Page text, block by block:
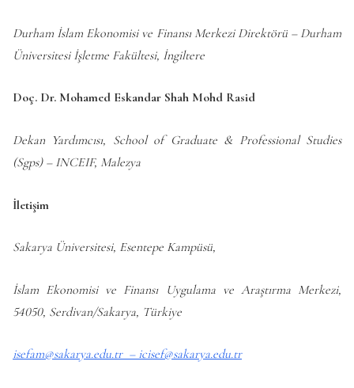
Durham İslam Ekonomisi ve Finansı Merkezi Direktörü – Durham
Üniversitesi İşletme Fakültesi, İngiltere
Doç. Dr. Mohamed Eskandar Shah Mohd Rasid
Dekan Yardımcısı, School of Graduate & Professional Studies
(Sgps) – INCEIF, Malezya
İletişim
Sakarya Üniversitesi, Esentepe Kampüsü,
İslam Ekonomisi ve Finansı Uygulama ve Araştırma Merkezi,
54050, Serdivan/Sakarya, Türkiye
isefam@sakarya.edu.tr – icisef@sakarya.edu.tr